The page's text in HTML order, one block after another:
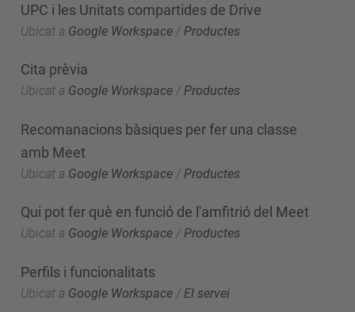
UPC i les Unitats compartides de Drive
Ubicat a Google Workspace / Productes
Cita prèvia
Ubicat a Google Workspace /Productes
Recomanacions bàsiques per fer una classe
amb Meet
Ubicat a Google Workspace / Productes
Qui pot fer què en funció de l'amfitrió del Meet
Ubicat a Google Workspace /Productes
Perfils i funcionalitats
Ubicat a Google Workspace / El servei